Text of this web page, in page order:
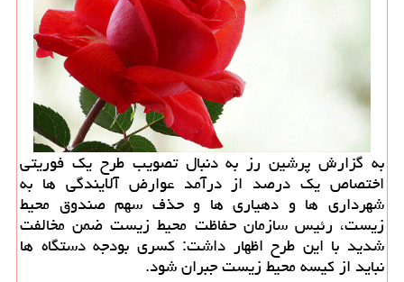
به گزارش پرشین رز به دنبال تصویب طرح یك فوریتی
اختصاص یك درصد از درآمد عوارض آلایندگی ها به
شهرداری ها و دهیاری ها و حذف سهم صندوق محیط
زیست، رئیس سازمان حفاظت محیط زیست ضمن مخالفت
شدید با این طرح اظهار داشت: كسری بودجه دستگاه ها
نباید از كیسه محیط زیست جبران شود.